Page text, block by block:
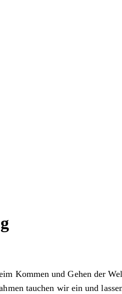
Kommen und Gehen der
tauchen wir ein und